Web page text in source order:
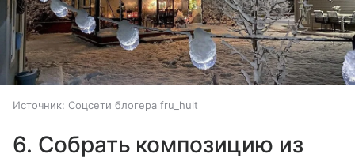
Источник: Соцсети блогера fru_hult
6. Собрать композицию из